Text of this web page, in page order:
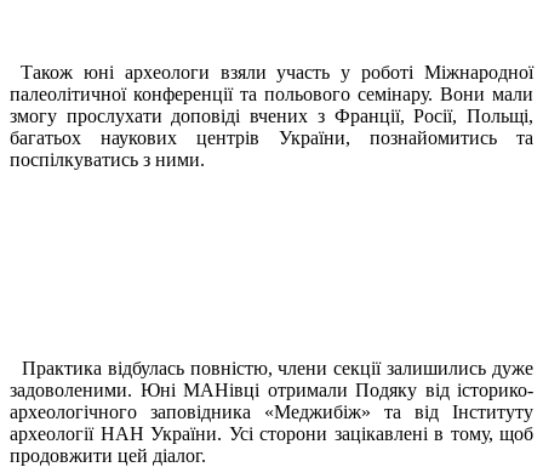
Також юні археологи взяли участь у роботі Міжнародної
палеолітичної конференції та польового семінару. Вони мали
змогу прослухати доповіді вчених з Франції, Росії, Польщі,
багатьох наукових центрів України, познайомитись та
поспілкуватись з ними.
Практика відбулась повністю, члени секції залишились дуже
задоволеними. Юні МАНівці отримали Подяку від історико-
археологічного заповідника «Меджибіж» та від Інституту
археології НАН України. Усі сторони зацікавлені в тому, щоб
продовжити цей діалог.